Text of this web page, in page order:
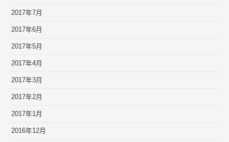
2017年7月
2017年6月
2017年5月
2017年4月
2017年3月
2017年2月
2017年1月
2016年12月